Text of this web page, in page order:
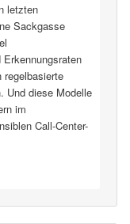
letzten
Sackgasse
regelbasierte
Und diese Modelle
im
Call-Center-